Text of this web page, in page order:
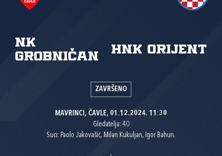
NK
Grobničan
HNK Orijent
ZAVRŠENO
MAVRINCI, ČAVLE, 01.12.2024. 11:30
Gledatelja: 40
Suci: Paolo Jakovašić, Milan Kukuljan, Igor Bahun.